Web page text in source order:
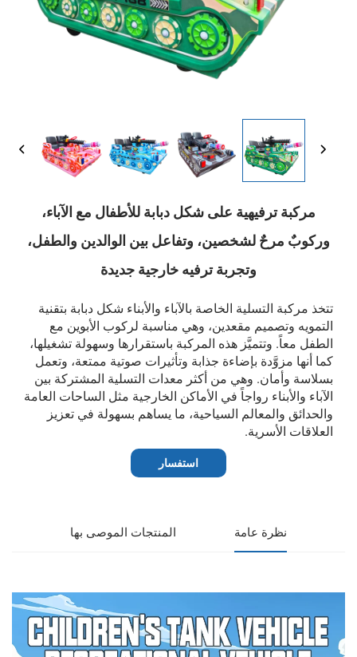
مركبة ترفيهية على شكل دبابة للأطفال مع الآباء،
وركوبٌ مرحٌ لشخصين، وتفاعل بين الوالدين والطفل،
وتجربة ترفيه خارجية جديدة
تتخذ مركبة التسلية الخاصة بالآباء والأبناء شكل دبابة بتقنية
التمويه وتصميم مقعدين، وهي مناسبة لركوب الأبوين مع
الطفل معاً. وتتميَّز هذه المركبة باستقرارها وسهولة تشغيلها،
كما أنها مزوَّدة بإضاءة جذابة وتأثيرات صوتية ممتعة، وتعمل
بسلاسة وأمان. وهي من أكثر معدات التسلية المشتركة بين
الآباء والأبناء رواجاً في الأماكن الخارجية مثل الساحات العامة
والحدائق والمعالم السياحية، ما يساهم بسهولة في تعزيز
العلاقات الأسرية.
استفسار
نظرة عامة المنتجات الموصى بها